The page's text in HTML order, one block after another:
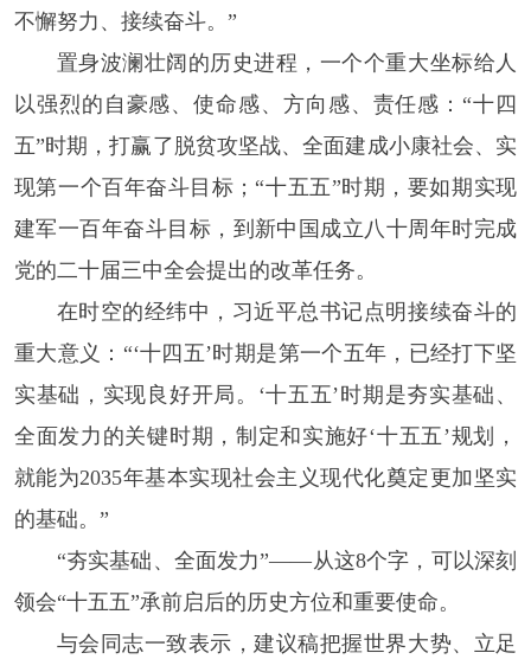
不懈努力、接续奋斗。”
置身波澜壮阔的历史进程，一个个重大坐标给人
以强烈的自豪感、使命感、方向感、责任感：“十四
五”时期，打赢了脱贫攻坚战、全面建成小康社会、实
现第一个百年奋斗目标；“十五五”时期，要如期实现
建军一百年奋斗目标，到新中国成立八十周年时完成
党的二十届三中全会提出的改革任务。
在时空的经纬中，习近平总书记点明接续奋斗的
重大意义：“‘十四五’时期是第一个五年，已经打下坚
实基础，实现良好开局。‘十五五’时期是夯实基础、
全面发力的关键时期，制定和实施好‘十五五’规划，
就能为2035年基本实现社会主义现代化奠定更加坚实
的基础。”
“夯实基础、全面发力”——从这8个字，可以深刻
领会“十五五”承前启后的历史方位和重要使命。
与会同志一致表示，建议稿把握世界大势、立足